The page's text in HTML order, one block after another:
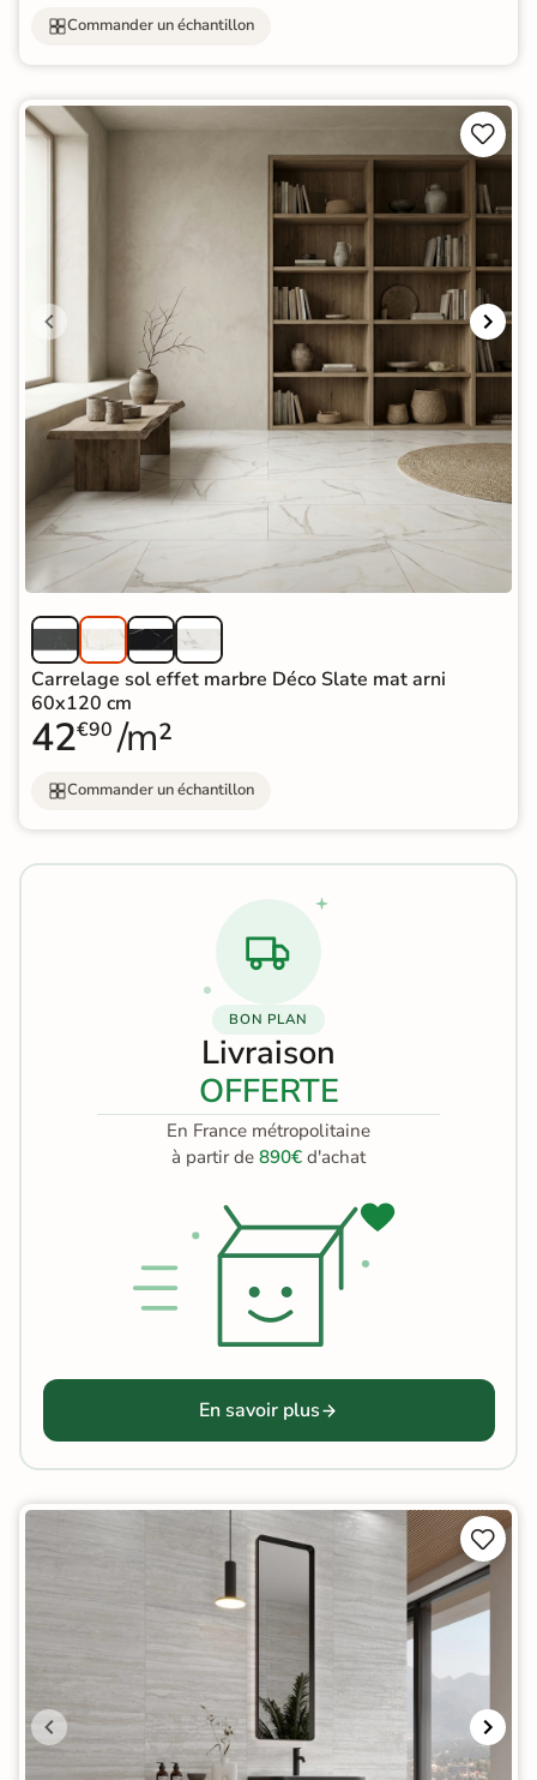
Commander un échantillon


Carrelage sol effet marbre Déco Slate mat arni
60x120 cm
42€90 /m²
Commander un échantillon
BON PLAN
Livraison
OFFERTE
En France métropolitaine
à partir de 890€ d'achat
En savoir plus

